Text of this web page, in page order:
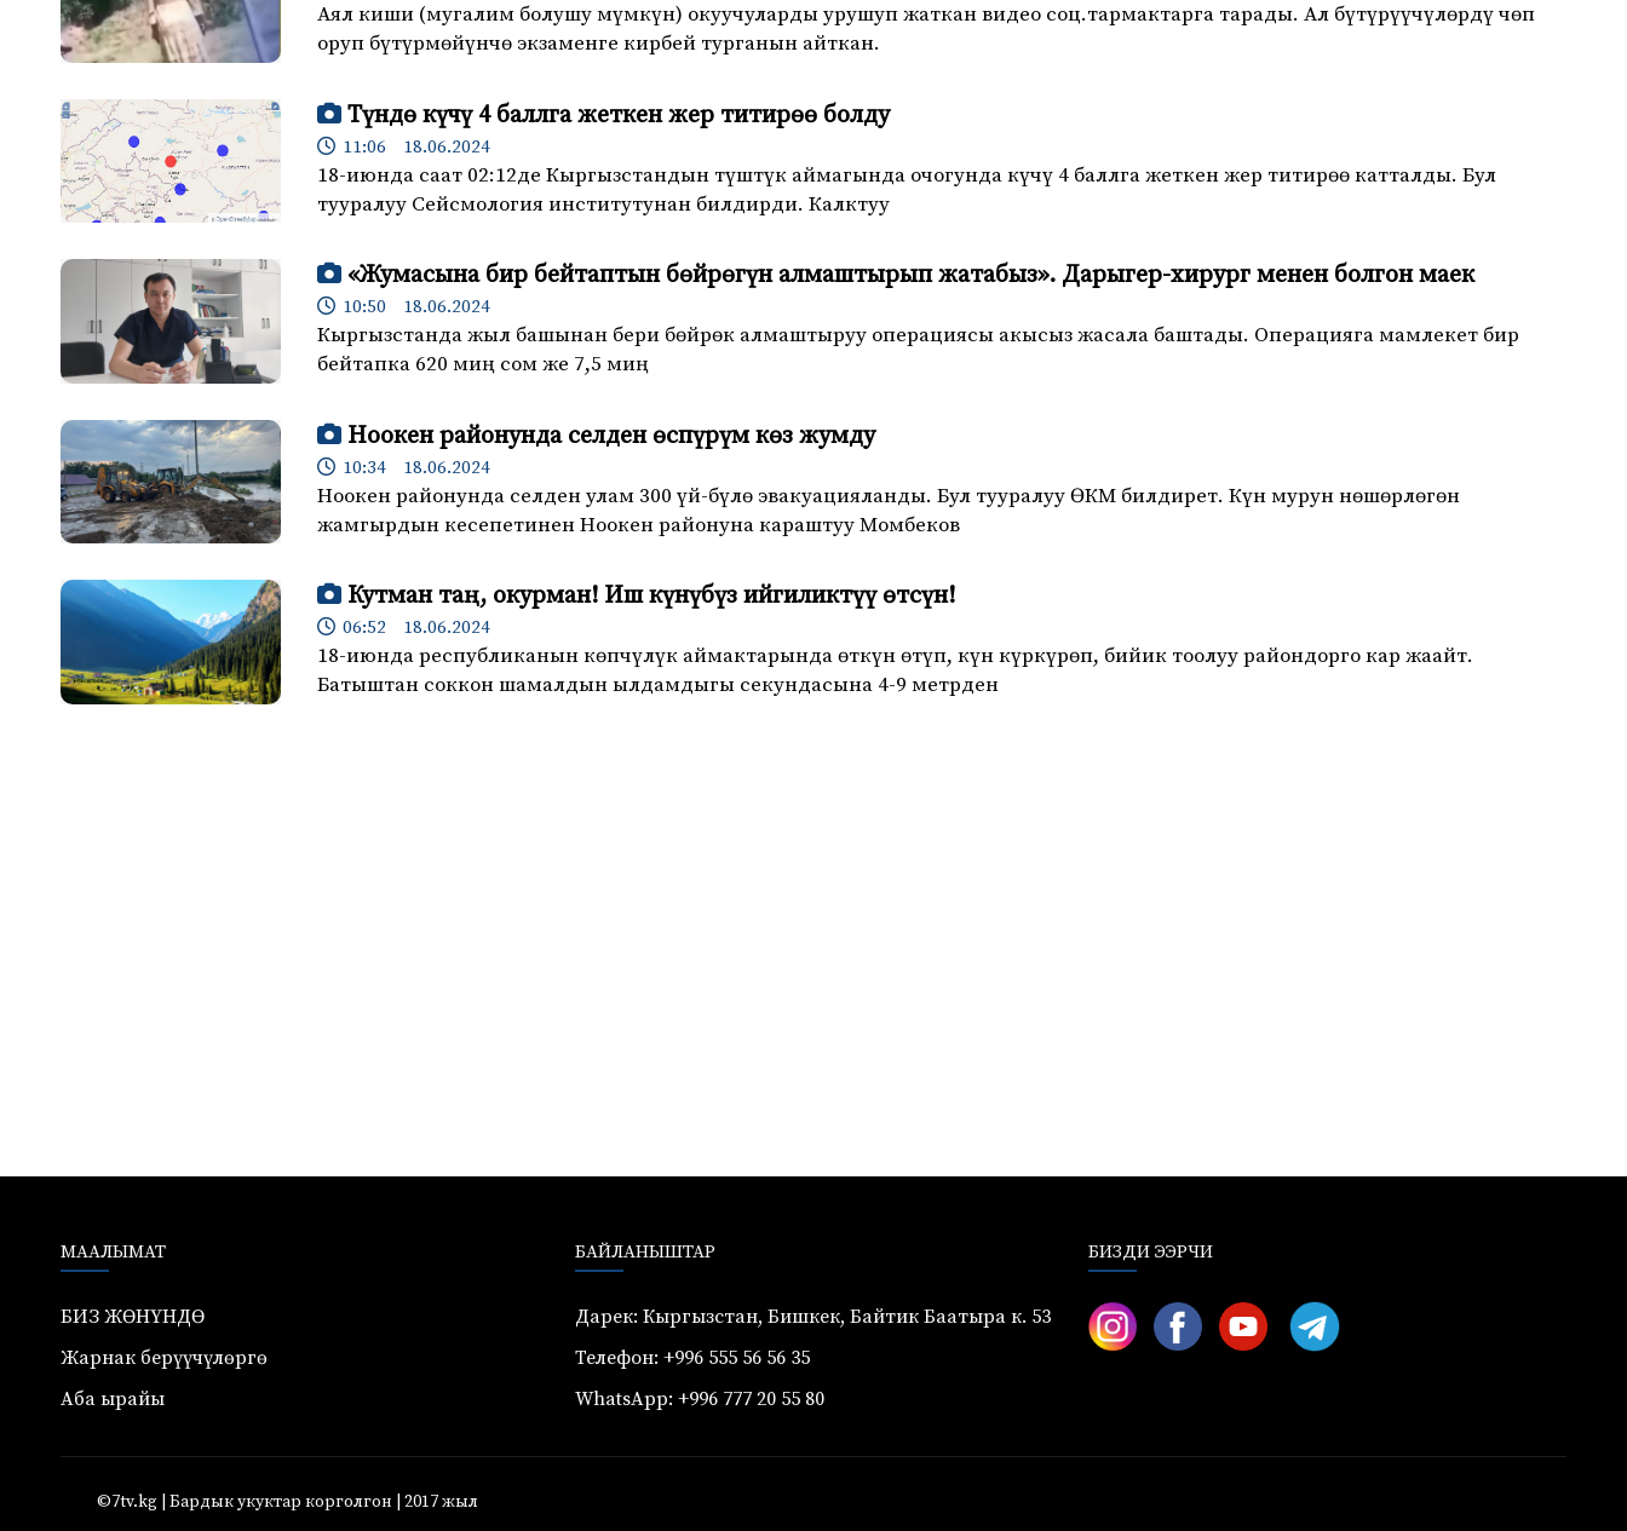
Аял киши (мугалим болушу мүмкүн) окуучуларды урушуп жаткан видео соц.тармактарга тарады. Ал бүтүрүүчүлөрдү чөп
оруп бүтүрмөйүнчө экзаменге кирбей турганын айткан.
Түндө күчү 4 баллга жеткен жер титирөө болду
11:06 18.06.2024
18-июнда саат 02:12де Кыргызстандын түштүк аймагында очогунда күчү 4 баллга жеткен жер титирөө катталды. Бул
тууралуу Сейсмология институтунан билдирди. Калктуу
«Жумасына бир бейтаптын бөйрөгүн алмаштырып жатабыз». Дарыгер-хирург менен болгон маек
10:50 18.06.2024
Кыргызстанда жыл башынан бери бөйрөк алмаштыруу операциясы акысыз жасала баштады. Операцияга мамлекет бир
бейтапка 620 миң сом же 7,5 миң
Ноокен районунда селден өспүрүм көз жумду
10:34 18.06.2024
Ноокен районунда селден улам 300 үй-бүлө эвакуацияланды. Бул тууралуу ӨКМ билдирет. Күн мурун нөшөрлөгөн
жамгырдын кесепетинен Ноокен районуна караштуу Момбеков
Кутман таң, окурман! Иш күнүбүз ийгиликтүү өтсүн!
06:52 18.06.2024
18-июнда республиканын көпчүлүк аймактарында өткүн өтүп, күн күркүрөп, бийик тоолуу райондорго кар жаайт.
Батыштан соккон шамалдын ылдамдыгы секундасына 4-9 метрден
МААЛЫМАТ
БИЗ ЖӨНҮНДӨ
Жарнак берүүчүлөргө
Аба ырайы
БАЙЛАНЫШТАР
Дарек: Кыргызстан, Бишкек, Байтик Баатыра к. 53
Телефон: +996 555 56 56 35
WhatsApp: +996 777 20 55 80
БИЗДИ ЭЭРЧИ
©7tv.kg | Бардык укуктар корголгон | 2017 жыл